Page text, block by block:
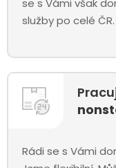
se s Vámi však
služby po celé ČR.
Rádi se s Vámi